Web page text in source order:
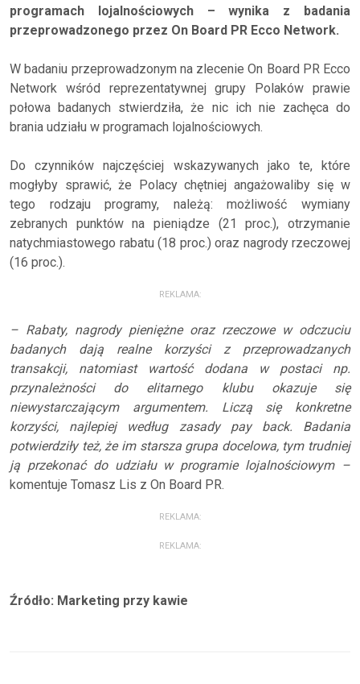
programach lojalnościowych – wynika z badania
przeprowadzonego przez On Board PR Ecco Network.
W badaniu przeprowadzonym na zlecenie On Board PR Ecco
Network wśród reprezentatywnej grupy Polaków prawie
połowa badanych stwierdziła, że nic ich nie zachęca do
brania udziału w programach lojalnościowych.
Do czynników najczęściej wskazywanych jako te, które
mogłyby sprawić, że Polacy chętniej angażowaliby się w
tego rodzaju programy, należą: możliwość wymiany
zebranych punktów na pieniądze (21 proc.), otrzymanie
natychmiastowego rabatu (18 proc.) oraz nagrody rzeczowej
(16 proc.).
REKLAMA:
– Rabaty, nagrody pieniężne oraz rzeczowe w odczuciu
badanych dają realne korzyści z przeprowadzanych
transakcji, natomiast wartość dodana w postaci np.
przynależności do elitarnego klubu okazuje się
niewystarczającym argumentem. Liczą się konkretne
korzyści, najlepiej według zasady pay back. Badania
potwierdziły też, że im starsza grupa docelowa, tym trudniej
ją przekonać do udziału w programie lojalnościowym –
komentuje Tomasz Lis z On Board PR.
REKLAMA:
REKLAMA:
Źródło: Marketing przy kawie